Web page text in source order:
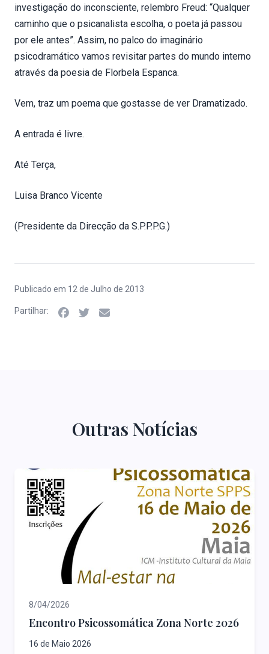
investigação do inconsciente, relembro Freud: “Qualquer
caminho que o psicanalista escolha, o poeta já passou
por ele antes”. Assim, no palco do imaginário
psicodramático vamos revisitar partes do mundo interno
através da poesia de Florbela Espanca.
Vem, traz um poema que gostasse de ver Dramatizado.
A entrada é livre.
Até Terça,
Luisa Branco Vicente
(Presidente da Direcção da S.P.P.P.G.)
Publicado em 12 de Julho de 2013
Partilhar:
Outras Notícias
8/04/2026
Encontro Psicossomática Zona Norte 2026
16 de Maio 2026